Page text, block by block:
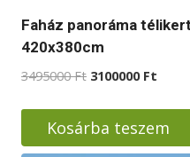
Faház panoráma télikert
420x380cm
3495000Ft Original
was:
3495000 Ft.
3100000 Ft
is:
Kosárba teszem